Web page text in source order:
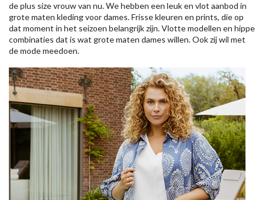
de plus size vrouw van nu. We hebben een leuk en vlot aanbod in
grote maten kleding voor dames. Frisse kleuren en prints, die op
dat moment in het seizoen belangrijk zijn. Vlotte modellen en hippe
combinaties dat is wat grote maten dames willen. Ook zij wil met
de mode meedoen.